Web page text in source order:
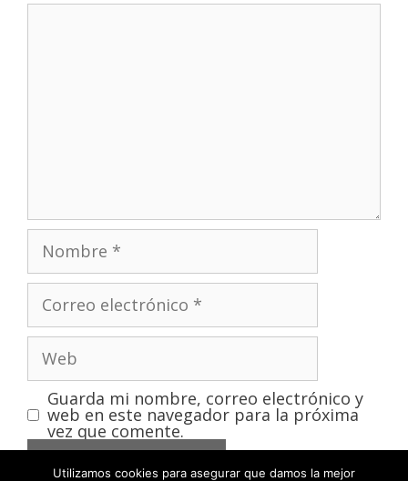
Guarda mi nombre, correo electrónico y
web en este navegador para la próxima
vez que comente.
Utilizamos cookies para asegurar que damos la mejor